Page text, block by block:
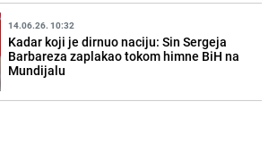
14.06.26. 10:32
Kadar koji je dirnuo naciju: Sin Sergeja
Barbareza zaplakao tokom himne BiH na
Mundijalu